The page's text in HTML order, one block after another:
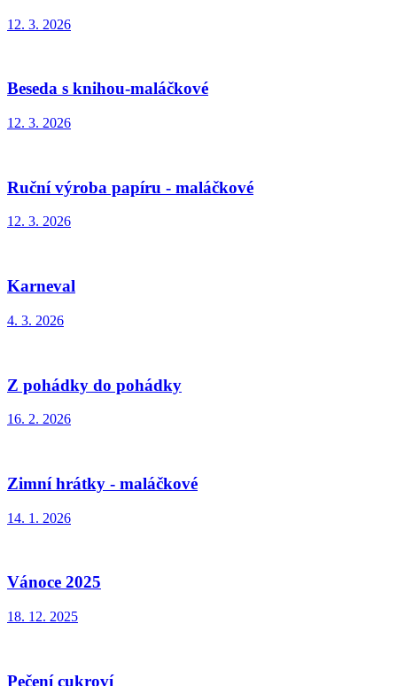
12. 3. 2026
Beseda s knihou-maláčkové
12. 3. 2026
Ruční výroba papíru - maláčkové
12. 3. 2026
Karneval
4. 3. 2026
Z pohádky do pohádky
16. 2. 2026
Zimní hrátky - maláčkové
14. 1. 2026
Vánoce 2025
18. 12. 2025
Pečení cukroví